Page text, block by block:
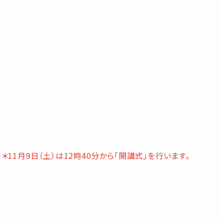
＊11月9日（土）は12時40分から「開講式」を行います。